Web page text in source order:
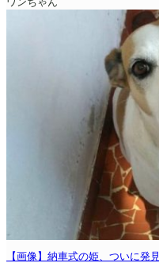
【画像】納車式の姫、ついに発